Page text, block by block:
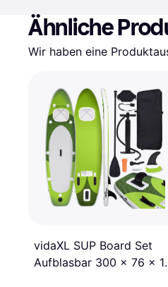
Ähnliche
Wir haben eine
vidaXL SUP Board Set
Aufblasbar 300 x 76 x